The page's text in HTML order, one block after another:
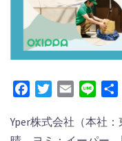
FacebookTwitterEmail Line
Yper株式会社（本社